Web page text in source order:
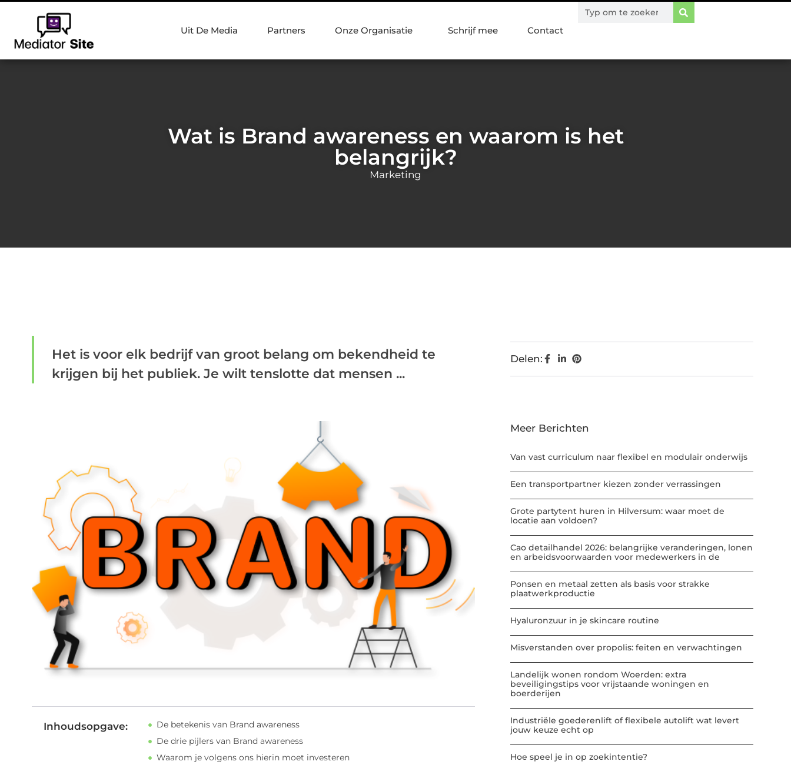
Uit De Media Partners Onze Organisatie Schrijf mee Contact
Wat is Brand awareness en waarom is het
belangrijk?
Marketing
Het is voor elk bedrijf van groot belang om bekendheid te
krijgen bij het publiek. Je wilt tenslotte dat mensen ...
Inhoudsopgave:
De betekenis van Brand awareness
De drie pijlers van Brand awareness
Waarom je volgens ons hierin moet investeren
Delen:
Meer Berichten
Van vast curriculum naar flexibel en modulair onderwijs
Een transportpartner kiezen zonder verrassingen
Grote partytent huren in Hilversum: waar moet de
locatie aan voldoen?
Cao detailhandel 2026: belangrijke veranderingen, lonen
en arbeidsvoorwaarden voor medewerkers in de
Ponsen en metaal zetten als basis voor strakke
plaatwerkproductie
Hyaluronzuur in je skincare routine
Misverstanden over propolis: feiten en verwachtingen
Landelijk wonen rondom Woerden: extra
beveiligingstips voor vrijstaande woningen en
boerderijen
Industriële goederenlift of flexibele autolift wat levert
jouw keuze echt op
Hoe speel je in op zoekintentie?